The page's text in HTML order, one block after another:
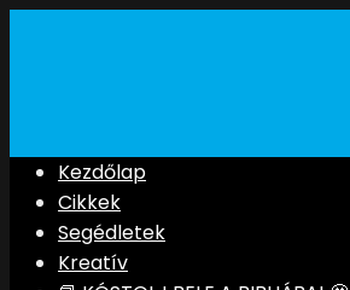
Kezdőlap
Cikkek
Segédletek
Kreatív